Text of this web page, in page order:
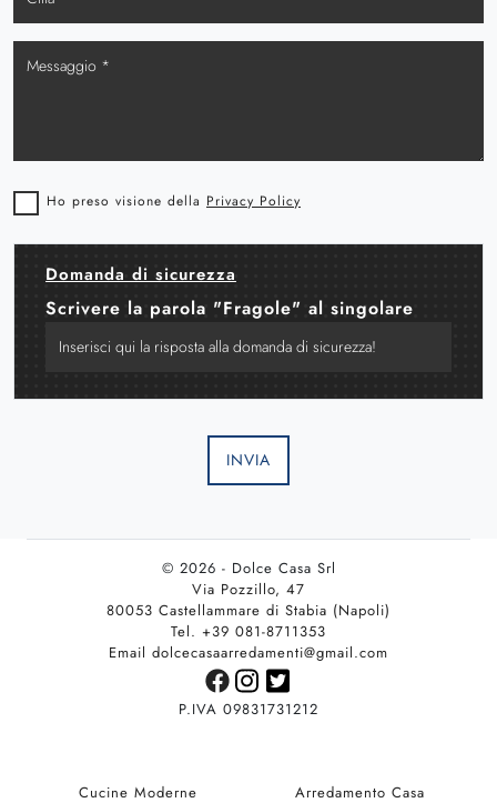
Ho preso visione della Privacy Policy
Domanda di sicurezza
Scrivere la parola "Fragole" al singolare
INVIA
© 2026 - Dolce Casa Srl
Via Pozzillo, 47
80053 Castellammare di Stabia (Napoli)
Tel. +39 081-8711353
Email dolcecasaarredamenti@gmail.com
P.IVA 09831731212
Cucine Moderne Arredamento Casa